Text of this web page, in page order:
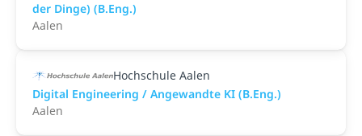
der Dinge) (B.Eng.)
Aalen
Hochschule Aalen
Digital Engineering / Angewandte KI (B.Eng.)
Aalen